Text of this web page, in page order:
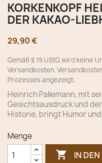
KORKENKOPF
DER KAKAO-
29,90 €
Gemäß § 19 UStG wird keine
Versandkosten.
Prozesses angezeigt.
Heinrich Pallemann, mit
Gesichtsausdruck und
Historie, bringt Humor
Menge
 IN